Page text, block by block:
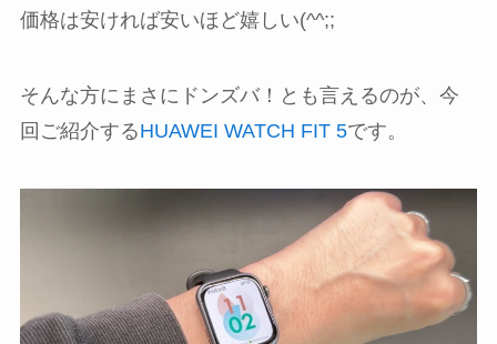
価格は安ければ安いほど嬉しい(^^;;
そんな方にまさにドンズバ！とも言えるのが、今
回ご紹介するHUAWEI WATCH FIT 5です。